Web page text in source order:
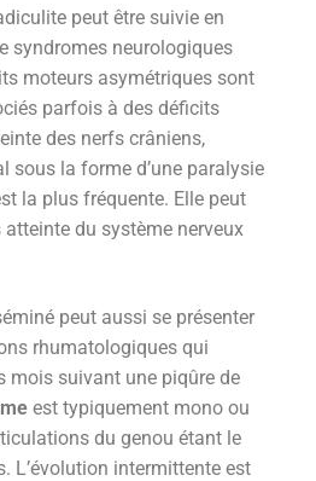
peut être suivie en
syndromes neurologiques
moteurs asymétriques sont
parfois à des déficits
des nerfs crâniens,
sous la forme d’une paralysie
la plus fréquente. Elle peut
du système nerveux
peut aussi se présenter
rhumatologiques qui
mois suivant une piqûre de
est typiquement mono ou
du genou étant le
L’évolution intermittente est